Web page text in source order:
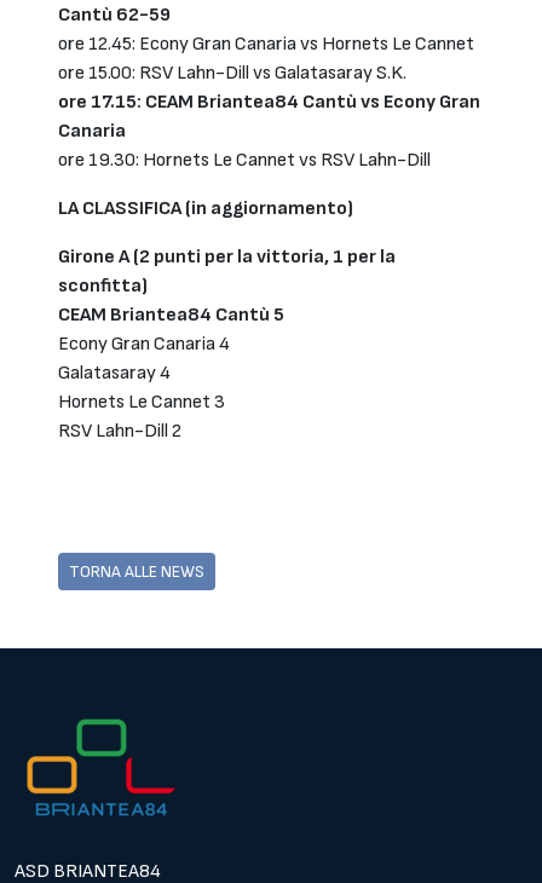
Cantù 62-59
ore 12.45: Econy Gran Canaria vs Hornets Le Cannet
ore 15.00: RSV Lahn-Dill vs Galatasaray S.K.
ore 17.15: CEAM Briantea84 Cantù vs Econy Gran
Canaria
ore 19.30: Hornets Le Cannet vs RSV Lahn-Dill
LA CLASSIFICA (in aggiornamento)
Girone A (2 punti per la vittoria, 1 per la
sconfitta)
CEAM Briantea84 Cantù 5
Econy Gran Canaria 4
Galatasaray 4
Hornets Le Cannet 3
RSV Lahn-Dill 2
TORNA ALLE NEWS
ASD BRIANTEA84